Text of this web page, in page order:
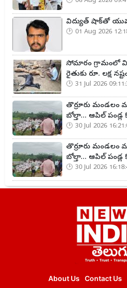
విద్యుత్ షాక్‌తో
01 Aug 2026
సోమారం గ్రామంలో
రైతుకు రూ. లక్ష
31 Jul 2026
తొర్రూరు మండలం
బోల్తా... ఆపిల్
30 Jul 2026
తొర్రూరు మండలం
బోల్తా... ఆపిల్
30 Jul 2026
About Us Contact Us